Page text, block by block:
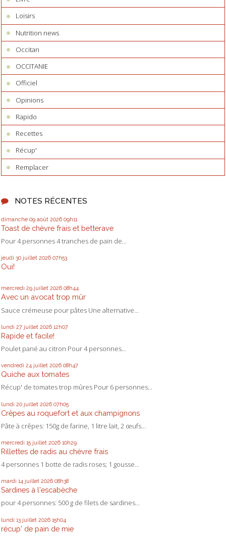
Loisirs
Nutrition news
Occitan
OCCITANIE
Officiel
Opinions
Rapido
Recettes
Récup'
Remplacer
NOTES RÉCENTES
dimanche 09 août 2026 09h11
Toast de chèvre frais et betterave
Pour 4 personnes 4 tranches de pain de...
jeudi 30 juillet 2026 07h53
Oui!
mercredi 29 juillet 2026 08h44
Avec un avocat trop mûr
Sauce crémeuse pour pâtes Une alternative...
lundi 27 juillet 2026 12h07
Rapide et facile!
Poulet pané au citron Pour 4 personnes...
vendredi 24 juillet 2026 08h47
Quiche aux tomates
Récup' de tomates trop mûres Pour 6 personnes...
lundi 20 juillet 2026 07h05
Crêpes au roquefort et aux champignons
Pâte à crêpes: 150g de farine, 1 litre lait, 2 œufs...
mercredi 15 juillet 2026 10h29
Rillettes de radis au chèvre frais
4 personnes 1 botte de radis roses; 1 gousse...
mardi 14 juillet 2026 08h38
Sardines à l'escabèche
pour 4 personnes: 500 g de filets de sardines...
lundi 13 juillet 2026 15h04
récup' de pain de mie